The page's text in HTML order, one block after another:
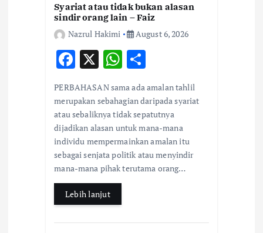
Syariat atau tidak bukan alasan
sindir orang lain – Faiz
Nazrul Hakimi
August 6, 2026
F
ac
e
b
o
o
k
X W
at
s
A
p
p
ar
e
PERBAHASAN sama ada amalan tahlil
merupakan sebahagian daripada syariat
atau sebaliknya tidak sepatutnya
dijadikan alasan untuk mana-mana
individu mempermainkan amalan itu
sebagai senjata politik atau menyindir
mana-mana pihak terutama orang…
Lebih lanjut